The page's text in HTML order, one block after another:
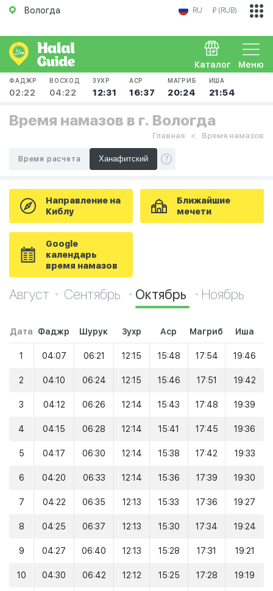
Вологда RU ₽ (RUB)
Меню
Каталог
ФАДЖР
02:22
ВОСХОД
04:22
ЗУХР
12:31
АСР
16:37
МАГРИБ
20:24
ИША
21:54
Время намазов в г. Вологда
Главная Время намазов
Время расчета
Направление на
Киблу
Ближайшие
мечети
Google
календарь
время намазов
Август Сентябрь Октябрь Ноябрь
Дата Фаджр Шурук Зухр Аср Магриб Иша
1 04:07 06:21 12:15 15:48 17:54 19:46
2 04:10 06:24 12:15 15:46 17:51 19:42
3 04:12 06:26 12:14 15:43 17:48 19:39
4 04:15 06:28 12:14 15:41 17:45 19:36
5 04:17 06:30 12:14 15:38 17:42 19:33
6 04:20 06:33 12:14 15:36 17:39 19:30
7 04:22 06:35 12:13 15:33 17:36 19:27
8 04:25 06:37 12:13 15:30 17:34 19:24
9 04:27 06:40 12:13 15:28 17:31 19:21
10 04:30 06:42 12:12 15:25 17:28 19:19